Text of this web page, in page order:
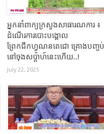
អ្នកនាំពាក្យក្រសួងសាធារណការ ៖
ដំណើរការបោះបង្គោល
ព្រែកជីកហ្វូណនតេជោ គ្រោងបញ្ចប់
នៅចុងសប្តាហ៍នេះហើយ..!
July 22, 2025